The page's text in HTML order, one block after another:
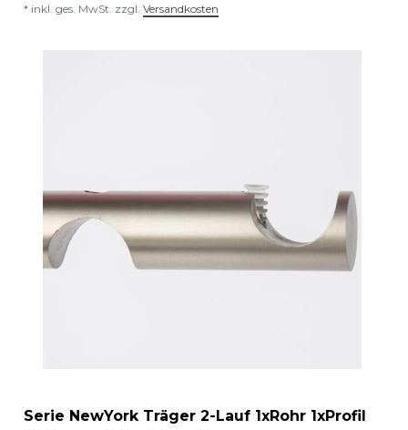
* inkl. ges. MwSt. zzgl. Versandkosten
Serie NewYork Träger 2-Lauf 1xRohr 1xProfil